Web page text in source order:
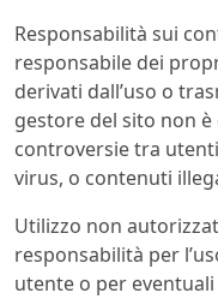
Responsabilità sui
responsabile dei
derivati dall’uso o
gestore del sito non
controversie tra
virus, o contenuti
Utilizzo non
responsabilità per
utente o per